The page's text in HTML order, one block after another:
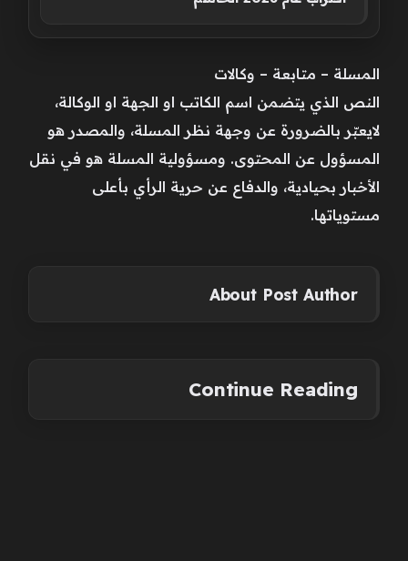
المسلة – متابعة – وكالات
النص الذي يتضمن اسم الكاتب او الجهة او الوكالة،
لايعبّر بالضرورة عن وجهة نظر المسلة، والمصدر هو
المسؤول عن المحتوى. ومسؤولية المسلة هو في نقل
الأخبار بحيادية، والدفاع عن حرية الرأي بأعلى
مستوياتها.
About Post Author
Continue Reading